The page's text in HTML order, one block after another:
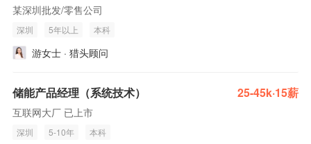
某深圳批发/零售公司
深圳 5年以上 本科
游女士 · 猎头顾问
储能产品经理（系统技术） 25-45k·15薪
互联网大厂 已上市
深圳 5-10年 本科